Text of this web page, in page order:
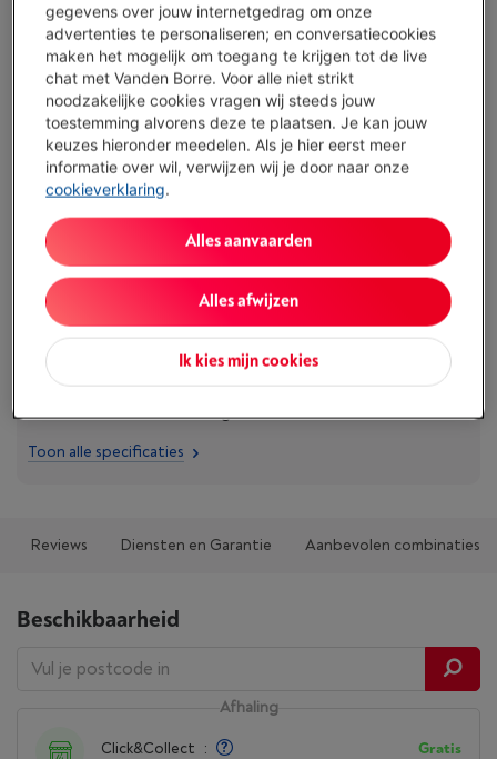
Minder dan 5 in stock, bestel nu!
Koop nu
Vergelijken
´Gaming muis gemaakt om te presteren´
Rubberen zijkanten voor extra grip
6 programmeerbare knoppen
Enkel voor rechtshandigen
Toon alle specificaties
Reviews Diensten en Garantie Aanbevolen combinaties
Beschikbaarheid
Afhaling
Click&Collect : Gratis
gegevens over jouw internetgedrag om onze
advertenties te personaliseren; en conversatiecookies
maken het mogelijk om toegang te krijgen tot de live
chat met Vanden Borre. Voor alle niet strikt
noodzakelijke cookies vragen wij steeds jouw
toestemming alvorens deze te plaatsen. Je kan jouw
keuzes hieronder meedelen. Als je hier eerst meer
informatie over wil, verwijzen wij je door naar onze
cookieverklaring.
Ik kies mijn cookies
Alles afwijzen
Alles aanvaarden